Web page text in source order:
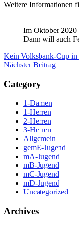
Weitere Informationen
Im Oktober 2020
Dann will auch
Kein Volksbank-Cup in
Nächster Beitrag
Category
1-Damen
1-Herren
2-Herren
3-Herren
Allgemein
gemE-Jugend
mA-Jugend
mB-Jugend
mC-Jugend
mD-Jugend
Uncategorized
Archives